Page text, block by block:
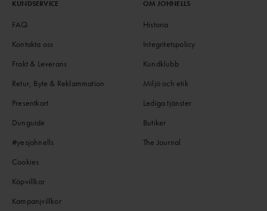
KUNDSERVICE
FAQ
Kontakta oss
Frakt & Leverans
Retur, Byte & Reklammation
Presentkort
Dunguide
#yesjohnells
Cookies
Köpvillkor
Kampanjvillkor
OM JOHNELLS
Historia
Integritetspolicy
Kundklubb
Miljö och etik
Lediga tjänster
Butiker
The Journal